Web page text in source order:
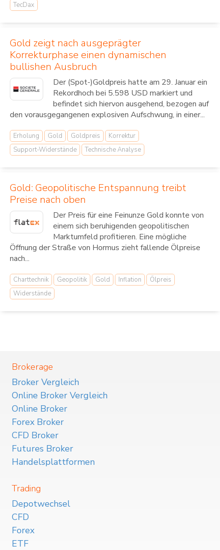
TecDax
Gold zeigt nach ausgeprägter
Korrekturphase einen dynamischen
bullishen Ausbruch
Der (Spot-)Goldpreis hatte am 29. Januar ein
Rekordhoch bei 5.598 USD markiert und
befindet sich hiervon ausgehend, bezogen auf
den vorausgegangenen explosiven Aufschwung, in einer...
Erholung Gold Goldpreis
Korrektur
Support-Widerstände
Technische Analyse
Gold: Geopolitische Entspannung treibt
Preise nach oben
Der Preis für eine Feinunze Gold konnte von
einem sich beruhigenden geopolitischen
Marktumfeld profitieren. Eine mögliche
Öffnung der Straße von Hormus zieht fallende Ölpreise
nach...
Charttechnik Geopolitik Gold Inflation
Ölpreis
Widerstände
Brokerage
Broker Vergleich
Online Broker Vergleich
Online Broker
Forex Broker
CFD Broker
Futures Broker
Handelsplattformen
Trading
Depotwechsel
CFD
Forex
ETF